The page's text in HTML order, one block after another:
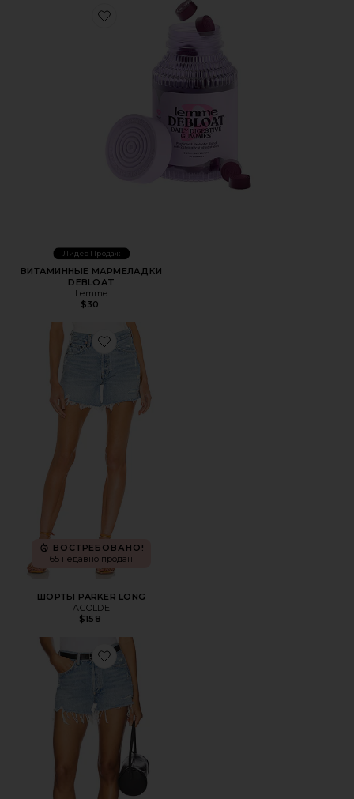
Favorite ВИТАМИННЫЕ МАРМЕЛАДКИ DEBLOAT
Лидер Продаж
ВИТАМИННЫЕ МАРМЕЛАДКИ
DEBLOAT
Lemme
$30
Favorite ШОРТЫ PARKER LONG
ВОСТРЕБОВАНО!
65 недавно продан
ШОРТЫ PARKER LONG
AGOLDE
$158
Favorite КЛАССИЧЕСКИЕ ОБРЕЗАННЫЕ ШОРТЫ